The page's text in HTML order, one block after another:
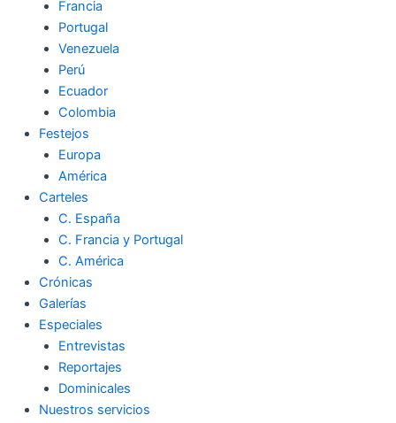
Francia
Portugal
Venezuela
Perú
Ecuador
Colombia
Festejos
Europa
América
Carteles
C. España
C. Francia y Portugal
C. América
Crónicas
Galerías
Especiales
Entrevistas
Reportajes
Dominicales
Nuestros servicios